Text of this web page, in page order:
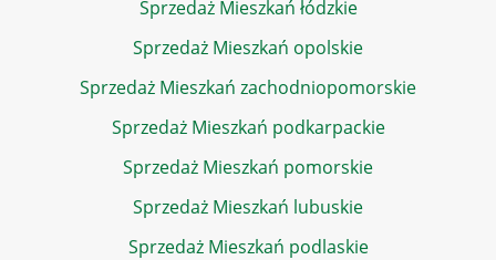
Sprzedaż Mieszkań łódzkie
Sprzedaż Mieszkań opolskie
Sprzedaż Mieszkań zachodniopomorskie
Sprzedaż Mieszkań podkarpackie
Sprzedaż Mieszkań pomorskie
Sprzedaż Mieszkań lubuskie
Sprzedaż Mieszkań podlaskie